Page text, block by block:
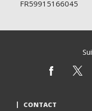
FR59915166045
CONTACT